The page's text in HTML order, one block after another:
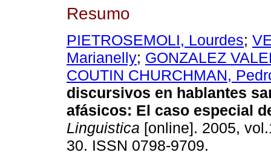
Resumo
PIETROSEMOLI, Lourdes;
Marianelly; GONZALEZ
COUTIN CHURCHMAN,
discursivos en hablantes
afásicos: El caso especial
Linguistica [online]. 2005,
30. ISSN 0798-9709.